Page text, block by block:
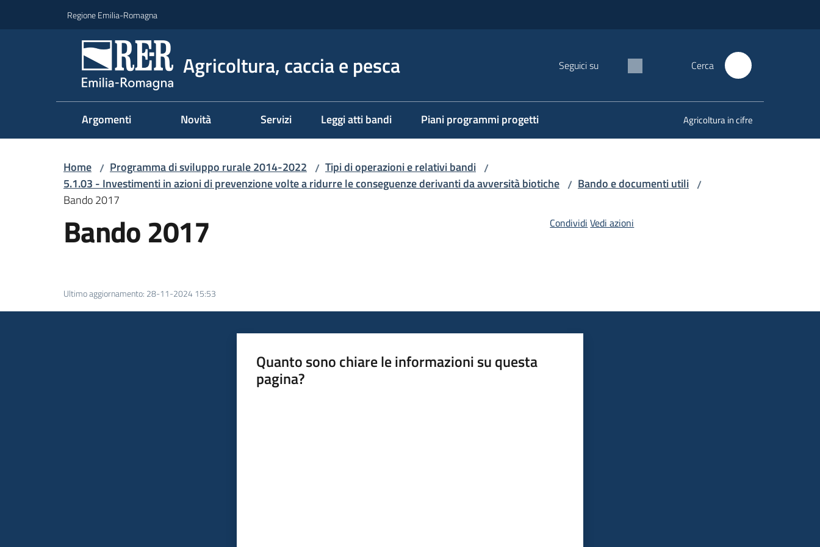
Regione Emilia-Romagna
Agricoltura, caccia e pesca Seguici su Cerca
Argomenti Novità Servizi Leggi atti bandi Piani programmi progetti Agricoltura in cifre
Home / Programma di sviluppo rurale 2014-2022 / Tipi di operazioni e relativi bandi /
5.1.03 - Investimenti in azioni di prevenzione volte a ridurre le conseguenze derivanti da avversità biotiche / Bando e documenti utili /
Bando 2017
Bando 2017 Condividi Vedi azioni
Ultimo aggiornamento: 28-11-2024 15:53
Quanto sono chiare le informazioni su questa
pagina?